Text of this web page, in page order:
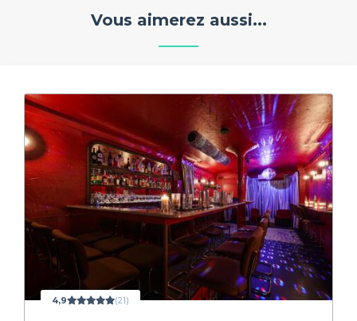
Vous aimerez aussi...
4,9 (21)